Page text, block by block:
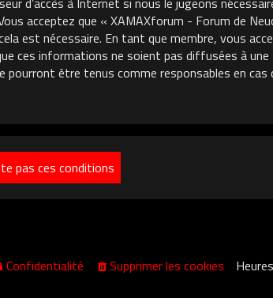
acceptez que « XAMAXforum - Forum de
est nécessaire. En tant que membre, vous
ces informations ne soient pas diffusées à
pourront être tenus comme responsables en
Supprimer les cookies
Confidentialité